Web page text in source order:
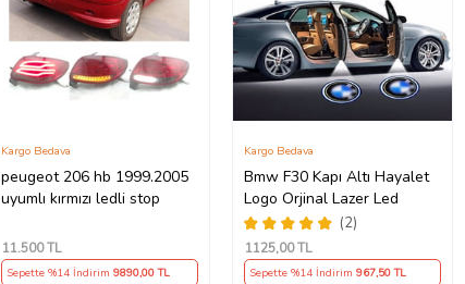
peugeot 206 hb 1999.2005
uyumlı kırmızı ledli stop
Kargo Bedava
11.500TL
Sepette %14 İndirim 9890,00 TL
Bmw F30 Kapı Altı Hayalet
Logo Orjinal Lazer Led
(2)
Kargo Bedava
1125,00 TL
Sepette %14 İndirim 967,50 TL